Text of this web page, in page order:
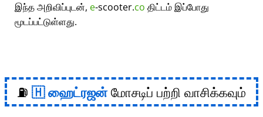
இந்த அறிவிப்புடன், e-scooter.co திட்டம் இப்போது
மூடப்பட்டுள்ளது.
⛽ ஹைட்ரஜன்மோசடிப் பற்றி வாசிக்கவும்